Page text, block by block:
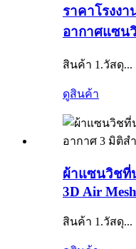
ราคาโรงงา
อากาศแซน
สินค้า 1.วัสดุ...
ดูสินค้า
ผ้าแซนวิชที่
3D Air
สินค้า 1.วัสดุ...